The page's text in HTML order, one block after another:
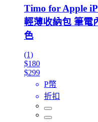
Timo for Apple
輕薄收納包 筆電
色
(1)
$180
$299
P幣
折扣